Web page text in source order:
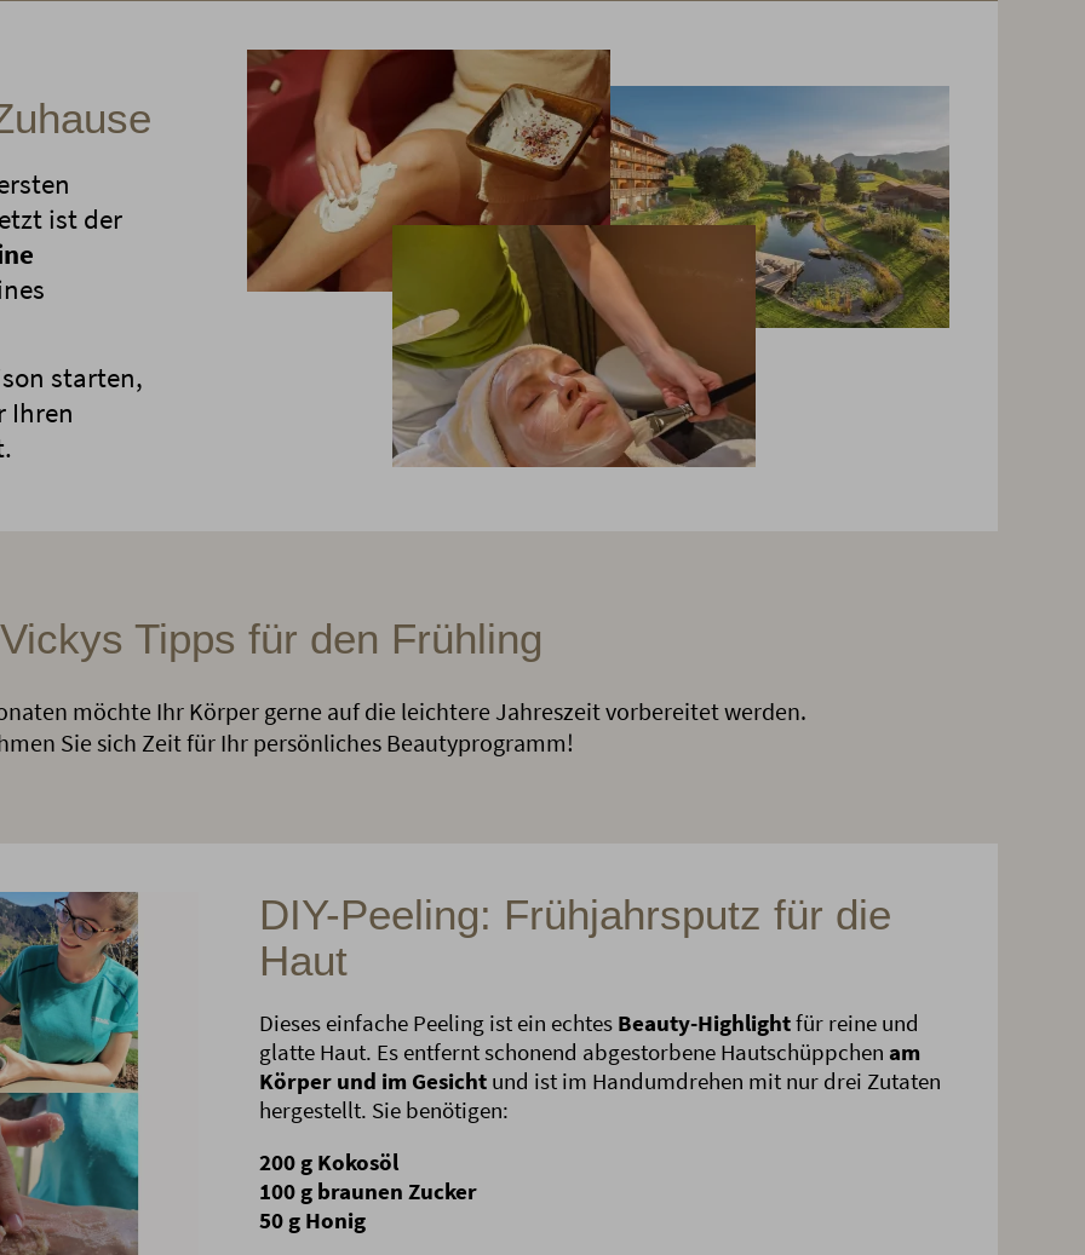
ist der
starten,
Ihren
Vickys Tipps für den Frühling
möchte Ihr Körper gerne auf die leichtere Jahreszeit vorbereitet werden.
Sie sich Zeit für Ihr persönliches Beautyprogramm!
DIY-Peeling: Frühjahrsputz für die
Haut
Dieses einfache Peeling ist ein echtes Beauty-Highlightfür reine und
glatte Haut. Es entfernt schonend abgestorbene Hautschüppchen am
Körper und im Gesicht und ist im Handumdrehen mit nur drei Zutaten
hergestellt. Sie benötigen:
200 g Kokosöl
100 g braunen Zucker
50 g Honig